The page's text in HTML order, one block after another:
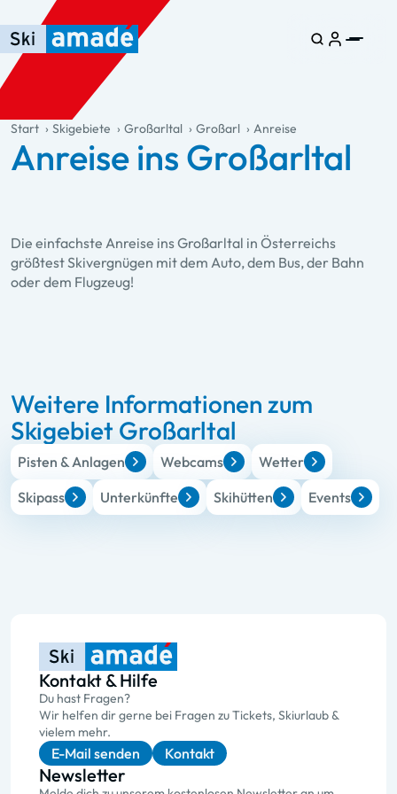
Zum Haupt-Inhalt springen
Springe zur Tabelle
Zur Haupt-Navigation springen
general.table-of-content
Start Skigebiete Großarltal Großarl Anreise
Anreise ins Großarltal
Die einfachste Anreise ins Großarltal in Österreichs
größtest Skivergnügen mit dem Auto, dem Bus, der Bahn
oder dem Flugzeug!
Weitere Informationen zum
Skigebiet Großarltal
Pisten & Anlagen Webcams
Wetter
Skipass
Unterkünfte Skihütten Events
Kontakt & Hilfe
Du hast Fragen?
Wir helfen dir gerne bei Fragen zu Tickets, Skiurlaub &
vielem mehr.
E-Mail senden Kontakt
Newsletter